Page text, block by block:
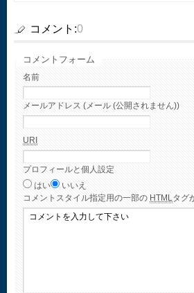
コメント:0
コメントフォーム
名前
メールアドレス (メール (公開されません))
URI
プロフィールと個人設定
はい
いいえ
コメント スタイル指定用の一部の HTMLタグ